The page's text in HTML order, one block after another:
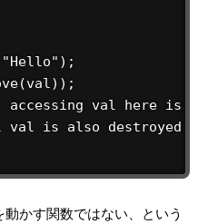
accessing val here is
val is also destroyed
かす関数ではない、という